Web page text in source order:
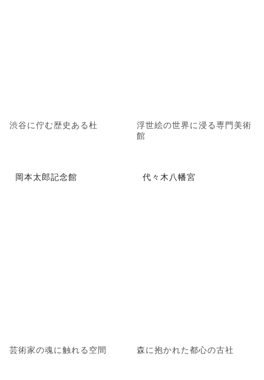
渋谷に佇む歴史ある杜
浮世絵の世界に浸る専門美術
館
岡本太郎記念館
芸術家の魂に触れる空間
代々木八幡宮
森に抱かれた都心の古社